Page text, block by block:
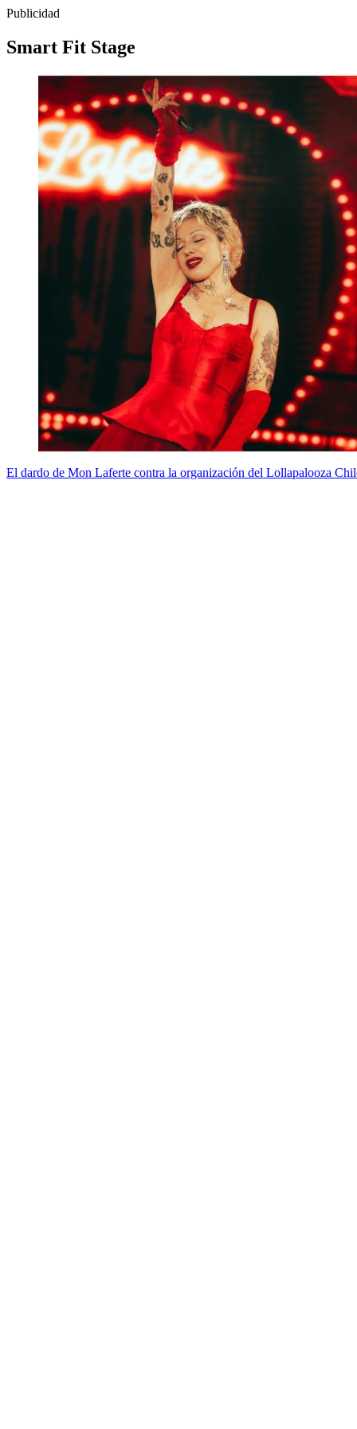
Publicidad
Smart Fit Stage
El dardo de Mon Laferte contra la organización del Lollapalooza